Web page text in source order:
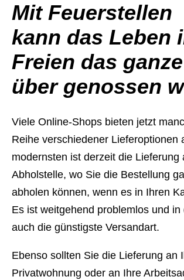
Mit Feuerstellen
kann das Leben
Freien das
über genossen
Viele Online-Shops bieten jetzt
Reihe verschiedener Lieferoptionen
modernsten ist derzeit die Lieferung
Abholstelle, wo Sie die Bestellung
abholen können, wenn es in Ihren
Es ist weitgehend problemlos und in
auch die günstigste Versandart.
Ebenso sollten Sie die Lieferung an
Privatwohnung oder an Ihre